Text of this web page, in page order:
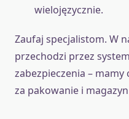
wielojęzycznie.
Zaufaj specjalistom. W
przechodzi przez
zabezpieczenia –
za pakowanie i